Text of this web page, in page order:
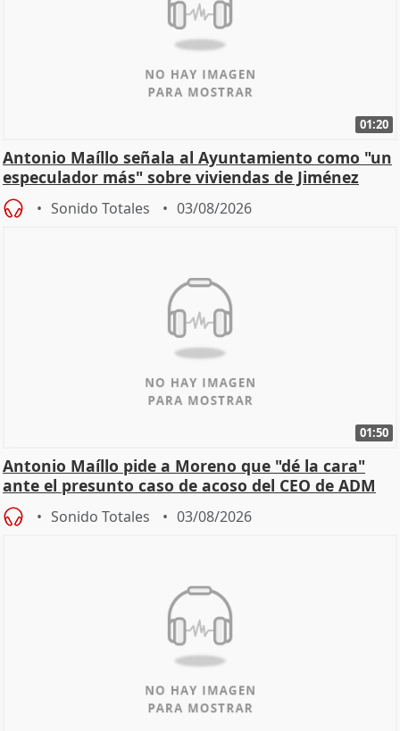
01:20
Antonio Maíllo señala al Ayuntamiento como "un
especulador más" sobre viviendas de Jiménez
Becerril
Sonido Totales 03/08/2026
01:50
Antonio Maíllo pide a Moreno que "dé la cara"
ante el presunto caso de acoso del CEO de ADM
Sonido Totales 03/08/2026